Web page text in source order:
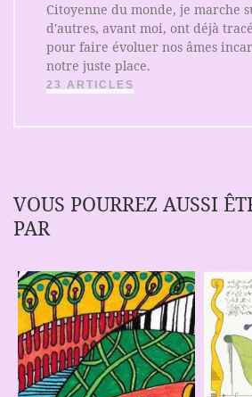
Citoyenne du monde, je marche
d'autres, avant moi, ont déjà
pour faire évoluer nos âmes
notre juste place.
23 ARTICLES
VOUS POURREZ AUSSI
PAR